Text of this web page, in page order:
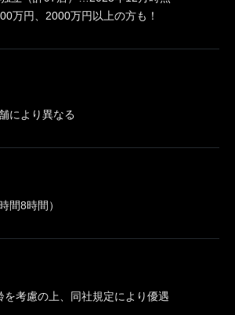
万円、2000万円以上の方も！
により異なる
間8時間）
考慮の上、同社規定により優遇